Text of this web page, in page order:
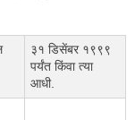
३१ डिसेंबर १९९९
पर्यंत किंवा त्या
आधी.